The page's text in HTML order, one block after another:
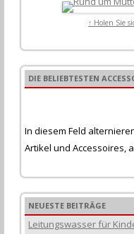
↑ Holen Sie
DIE BELIEBTESTEN
In diesem Feld
Artikel und Accessoires,
NEUESTE BEITRÄGE
Leitungswasser für